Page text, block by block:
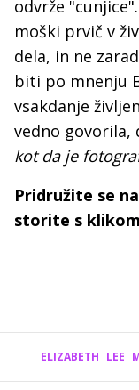
odvrže
moški prvič v
dela, in ne
biti po mnenju
vsakdanje
vedno govorila,
kot da je
Pridružite se
storite s
ELIZABETH LEE